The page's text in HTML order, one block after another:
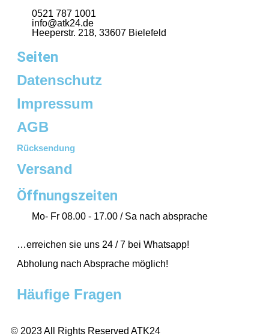
0521 787 1001
info@atk24.de
Heeperstr. 218, 33607 Bielefeld
Seiten
Datenschutz
Impressum
AGB
Rücksendung
Versand
Öffnungszeiten
Mo- Fr 08.00 - 17.00 / Sa nach absprache
…erreichen sie uns 24 / 7 bei Whatsapp!
Abholung nach Absprache möglich!
Häufige Fragen
© 2023 All Rights Reserved ATK24